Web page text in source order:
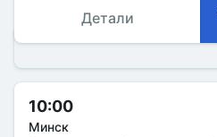
Детали
10:00
Минск